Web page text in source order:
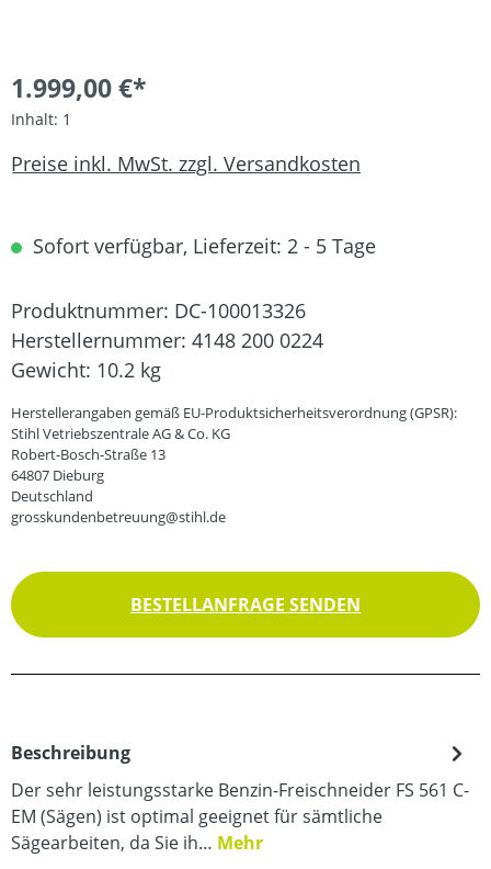
1.999,00 €*
Inhalt: 1
Preise inkl. MwSt. zzgl. Versandkosten
Sofort verfügbar, Lieferzeit: 2 - 5 Tage
Produktnummer: DC-100013326
Herstellernummer: 4148 200 0224
Gewicht: 10.2 kg
Herstellerangaben gemäß EU-Produktsicherheitsverordnung (GPSR):
Stihl Vetriebszentrale AG & Co. KG
Robert-Bosch-Straße 13
64807 Dieburg
Deutschland
grosskundenbetreuung@stihl.de
BESTELLANFRAGE SENDEN
Beschreibung
Der sehr leistungsstarke Benzin-Freischneider FS 561 C-
EM (Sägen) ist optimal geeignet für sämtliche
Sägearbeiten, da Sie ih… Mehr